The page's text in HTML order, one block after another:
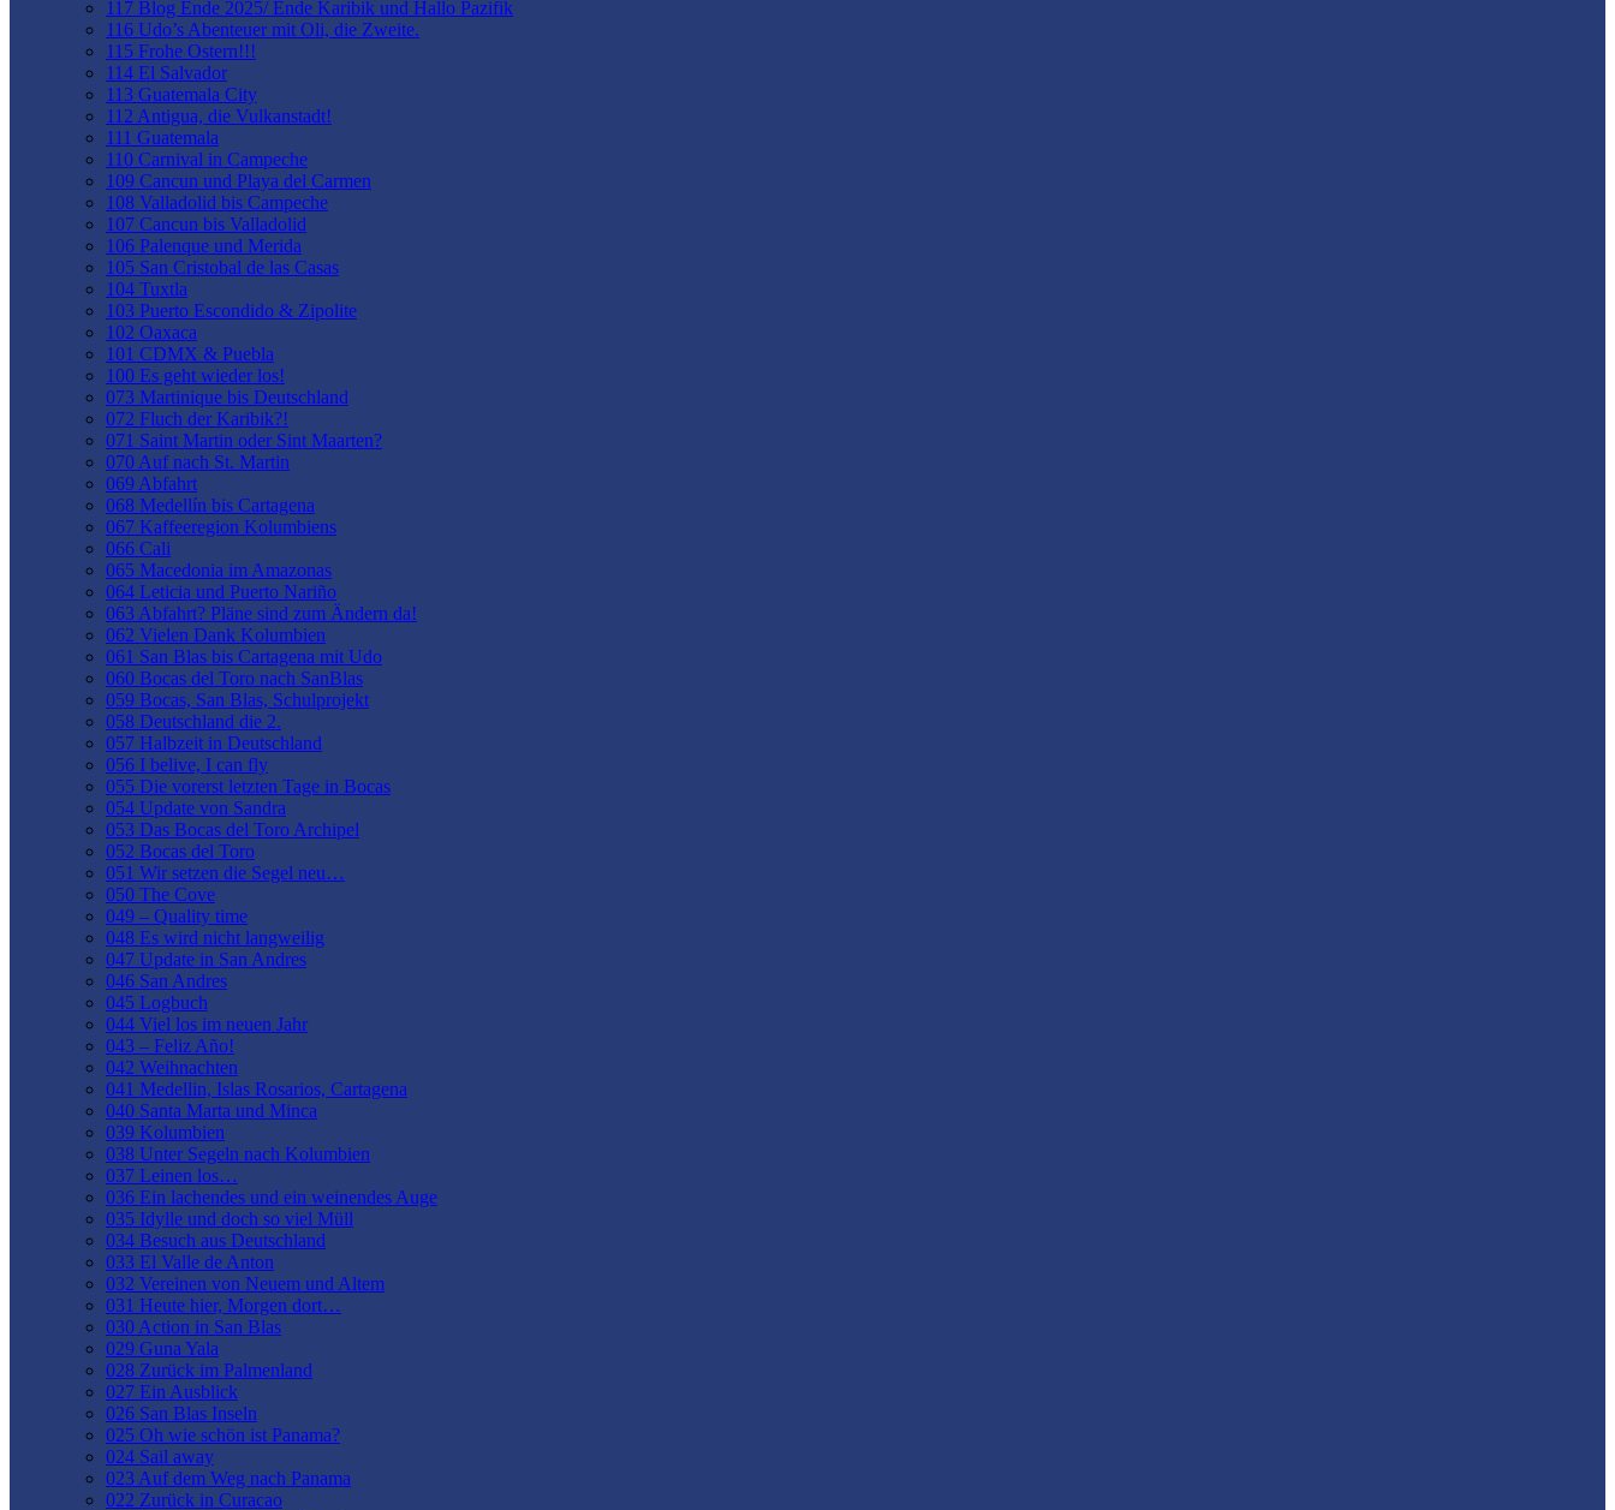
117 Blog Ende 2025/ Ende Karibik und Hallo Pazifik
116 Udo’s Abenteuer mit Oli, die Zweite.
115 Frohe Ostern!!!
114 El Salvador
113 Guatemala City
112 Antigua, die Vulkanstadt!
111 Guatemala
110 Carnival in Campeche
109 Cancun und Playa del Carmen
108 Valladolid bis Campeche
107 Cancun bis Valladolid
106 Palenque und Merida
105 San Cristobal de las Casas
104 Tuxtla
103 Puerto Escondido & Zipolite
102 Oaxaca
101 CDMX & Puebla
100 Es geht wieder los!
073 Martinique bis Deutschland
072 Fluch der Karibik?!
071 Saint Martin oder Sint Maarten?
070 Auf nach St. Martin
069 Abfahrt
068 Medellín bis Cartagena
067 Kaffeeregion Kolumbiens
066 Cali
065 Macedonia im Amazonas
064 Leticia und Puerto Nariño
063 Abfahrt? Pläne sind zum Ändern da!
062 Vielen Dank Kolumbien
061 San Blas bis Cartagena mit Udo
060 Bocas del Toro nach SanBlas
059 Bocas, San Blas, Schulprojekt
058 Deutschland die 2.
057 Halbzeit in Deutschland
056 I belive, I can fly
055 Die vorerst letzten Tage in Bocas
054 Update von Sandra
053 Das Bocas del Toro Archipel
052 Bocas del Toro
051 Wir setzen die Segel neu…
050 The Cove
049 – Quality time
048 Es wird nicht langweilig
047 Update in San Andres
046 San Andres
045 Logbuch
044 Viel los im neuen Jahr
043 – Feliz Año!
042 Weihnachten
041 Medellin, Islas Rosarios, Cartagena
040 Santa Marta und Minca
039 Kolumbien
038 Unter Segeln nach Kolumbien
037 Leinen los…
036 Ein lachendes und ein weinendes Auge
035 Idylle und doch so viel Müll
034 Besuch aus Deutschland
033 El Valle de Anton
032 Vereinen von Neuem und Altem
031 Heute hier, Morgen dort…
030 Action in San Blas
029 Guna Yala
028 Zurück im Palmenland
027 Ein Ausblick
026 San Blas Inseln
025 Oh wie schön ist Panama?
024 Sail away
023 Auf dem Weg nach Panama
022 Zurück in Curacao